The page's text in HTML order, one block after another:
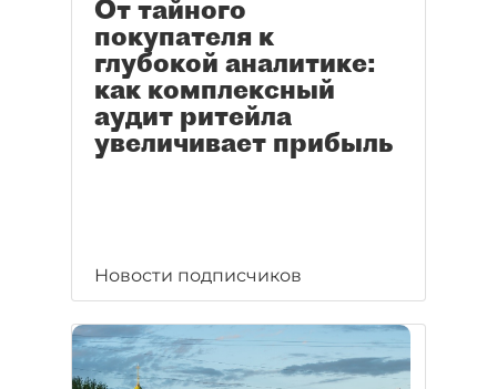
От тайного
покупателя к
глубокой аналитике:
как комплексный
аудит ритейла
увеличивает прибыль
Новости подписчиков